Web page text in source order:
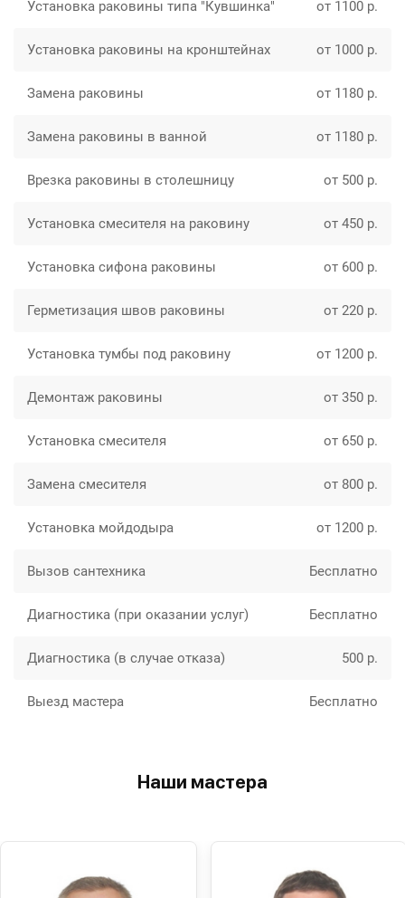
Установка раковины типа "Кувшинка" от 1100 р.
Установка раковины на кронштейнах от 1000 р.
Замена раковины от 1180 р.
Замена раковины в ванной от 1180 р.
Врезка раковины в столешницу от 500 р.
Установка смесителя на раковину от 450 р.
Установка сифона раковины от 600 р.
Герметизация швов раковины от 220 р.
Установка тумбы под раковину от 1200 р.
Демонтаж раковины от 350 р.
Установка смесителя от 650 р.
Замена смесителя от 800 р.
Установка мойдодыра от 1200 р.
Вызов сантехника Бесплатно
Диагностика (при оказании услуг) Бесплатно
Диагностика (в случае отказа) 500 р.
Выезд мастера Бесплатно
Наши мастера